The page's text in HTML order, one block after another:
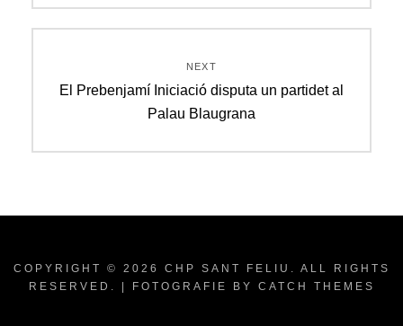
NEXT
Next
El Prebenjamí Iniciació disputa un partidet al
Palau Blaugrana
COPYRIGHT © 2026 CHP SANT FELIU . ALL RIGHTS
RESERVED. | FOTOGRAFIE BY CATCH THEMES